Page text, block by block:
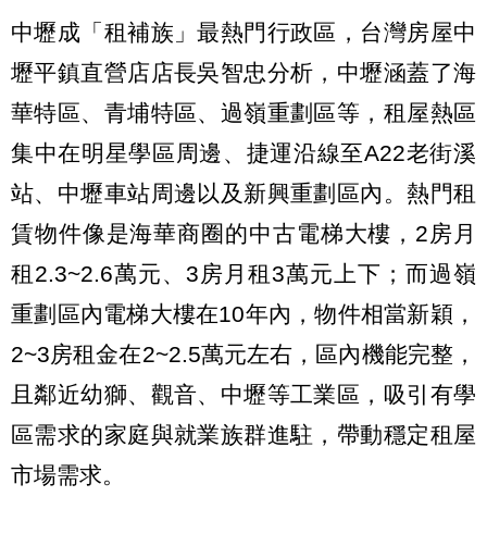
中壢成「租補族」最熱門行政區，台灣房屋中
壢平鎮直營店店長吳智忠分析，中壢涵蓋了海
華特區、青埔特區、過嶺重劃區等，租屋熱區
集中在明星學區周邊、捷運沿線至A22老街溪
站、中壢車站周邊以及新興重劃區內。熱門租
賃物件像是海華商圈的中古電梯大樓，2房月
租2.3~2.6萬元、3房月租3萬元上下；而過嶺
重劃區內電梯大樓在10年內，物件相當新穎，
2~3房租金在2~2.5萬元左右，區內機能完整，
且鄰近幼獅、觀音、中壢等工業區，吸引有學
區需求的家庭與就業族群進駐，帶動穩定租屋
市場需求。